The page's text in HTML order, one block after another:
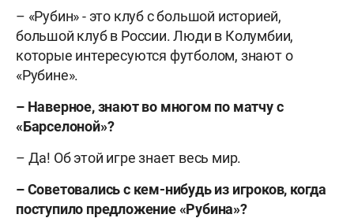
– «Рубин» - это клуб с большой историей,
большой клуб в России. Люди в Колумбии,
которые интересуются футболом, знают о
«Рубине».
– Наверное, знают во многом по матчу с
«Барселоной»?
– Да! Об этой игре знает весь мир.
– Советовались с кем-нибудь из игроков, когда
поступило предложение «Рубина»?